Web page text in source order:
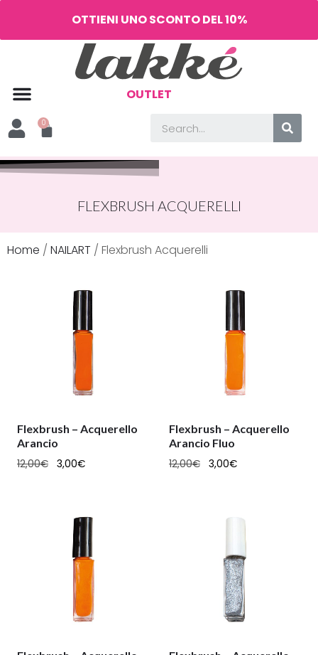
OTTIENI UNO SCONTO DEL 10%
OUTLET
FLEXBRUSH ACQUERELLI
Home / NAILART / Flexbrush Acquerelli
Flexbrush – Acquerello
Arancio
12,00€ 3,00€
Flexbrush – Acquerello
Arancio Fluo
12,00€ 3,00€